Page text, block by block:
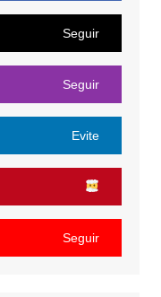
Seguir
Seguir
Evite
Seguir